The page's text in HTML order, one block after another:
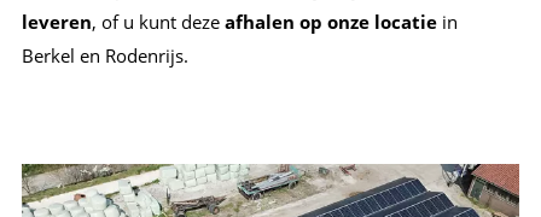
leveren, of u kunt deze afhalen op onze locatie in
Berkel en Rodenrijs.